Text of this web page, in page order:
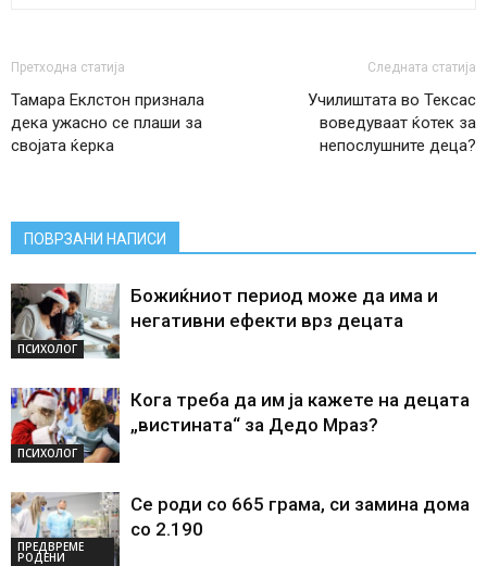
Претходна статија
Тамара Еклстон признала
дека ужасно се плаши за
својата ќерка
Следната статија
Училиштата во Тексас
воведуваат ќотек за
непослушните деца?
ПОВРЗАНИ НАПИСИ
ПСИХОЛОГ
Божиќниот период може да има и
негативни ефекти врз децата
ПСИХОЛОГ
Кога треба да им ја кажете на децата
„вистината“ за Дедо Мраз?
ПРЕДВРЕМЕ
РОДЕНИ
Се роди со 665 грама, си замина дома
со 2.190